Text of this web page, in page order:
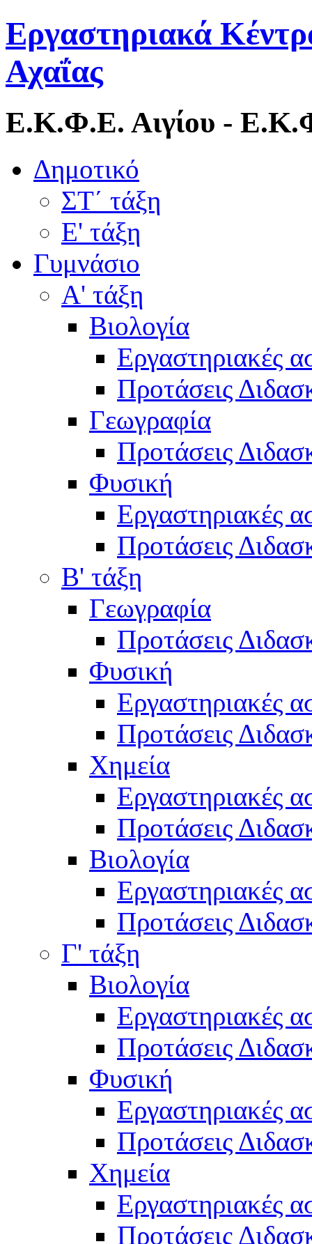
Εργαστηριακά
Αχαΐας
Ε.Κ.Φ.Ε. Αιγίου -
Δημοτικό
ΣΤ΄ τάξη
Ε' τάξη
Γυμνάσιο
Α' τάξη
Βιολογία
Εργαστηριακές
Προτάσεις
Γεωγραφία
Προτάσεις
Φυσική
Εργαστηριακές
Προτάσεις
Β' τάξη
Γεωγραφία
Προτάσεις
Φυσική
Εργαστηριακές
Προτάσεις
Χημεία
Εργαστηριακές
Προτάσεις
Βιολογία
Εργαστηριακές
Προτάσεις
Γ' τάξη
Βιολογία
Εργαστηριακές
Προτάσεις
Φυσική
Εργαστηριακές
Προτάσεις
Χημεία
Εργαστηριακές
Προτάσεις